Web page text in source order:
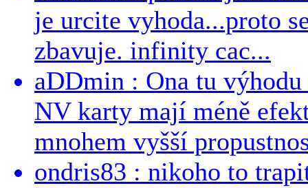
je urcite vyhoda...proto
zbavuje. infinity cac...
aDDmin : Ona tu
NV karty mají méně
mnohem vyšší
ondris83 : nikoho to